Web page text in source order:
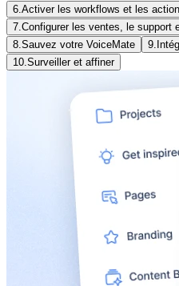
6. Activer les workflows et les
7. Configurer les ventes, le support
8. Sauvez votre VoiceMate 9.
10. Surveiller et affiner